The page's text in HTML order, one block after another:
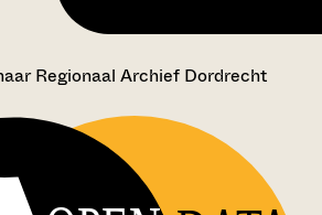
Regionaal Archief Dordrecht